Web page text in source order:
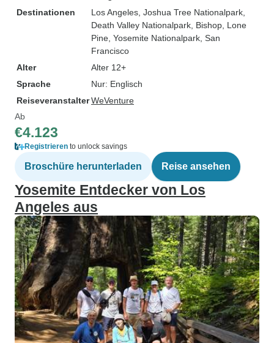
Destinationen
Los Angeles , Joshua Tree Nationalpark
Death Valley Nationalpark , Bishop , Lone
Pine , Yosemite Nationalpark , San
Francisco
Alter
Alter 12+
Sprache
Nur: Englisch
ReiseveranstalterWeVenture
Ab
€4.123
Registrieren to unlock savings
Broschüre herunterladen Reise ansehen
Yosemite Entdecker von Los
Angeles aus